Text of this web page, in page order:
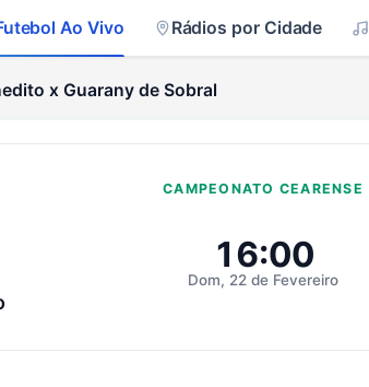
Ao Vivo Rádios por Cidade
x Guarany de Sobral
CAMPEONATO CEARENSE
16:00
Dom, 22 de Fevereiro